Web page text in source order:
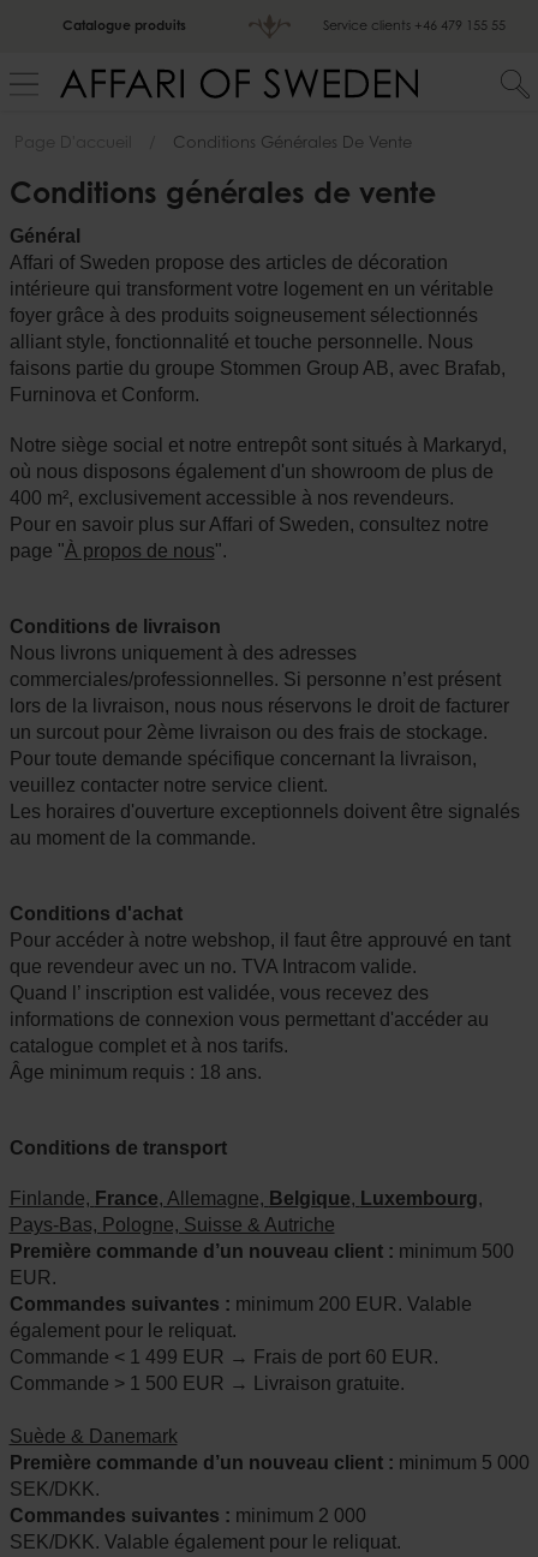
Catalogue produits Service clients +46 479 155 55
Page D'accueil Conditions Générales De Vente
Conditions générales de vente
Général
Affari of Sweden propose des articles de décoration
intérieure qui transforment votre logement en un véritable
foyer grâce à des produits soigneusement sélectionnés
alliant style, fonctionnalité et touche personnelle. Nous
faisons partie du groupe Stommen Group AB, avec Brafab,
Furninova et Conform.
Notre siège social et notre entrepôt sont situés à Markaryd,
où nous disposons également d'un showroom de plus de
400 m², exclusivement accessible à nos revendeurs.
Pour en savoir plus sur Affari of Sweden, consultez notre
page "À propos de nous".
Conditions de livraison
Nous livrons uniquement à des adresses
commerciales/professionnelles. Si personne n’est présent
lors de la livraison, nous nous réservons le droit de facturer
un surcout pour 2ème livraison ou des frais de stockage.
Pour toute demande spécifique concernant la livraison,
veuillez contacter notre service client.
Les horaires d'ouverture exceptionnels doivent être signalés
au moment de la commande.
Conditions d'achat
Pour accéder à notre webshop, il faut être approuvé en tant
que revendeur avec un no. TVA Intracom valide.
Quand l’ inscription est validée, vous recevez des
informations de connexion vous permettant d'accéder au
catalogue complet et à nos tarifs.
Âge minimum requis : 18 ans.
Conditions de transport
Finlande, France, Allemagne, Belgique, Luxembourg,
Pays-Bas, Pologne, Suisse & Autriche
Première commande d’un nouveau client : minimum 500
EUR.
Commandes suivantes : minimum 200 EUR. Valable
également pour le reliquat.
Commande < 1 499 EUR → Frais de port 60 EUR.
Commande > 1 500 EUR → Livraison gratuite.
Suède & Danemark
Première commande d’un nouveau client : minimum 5 000
SEK/DKK.
Commandes suivantes : minimum 2 000
SEK/DKK. Valable également pour le reliquat.